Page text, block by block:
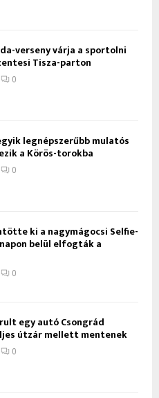
verseny várja a sportolni
Tisza-parton
0
legnépszerűbb mulatós
a Körös-torokba
0
ki a nagymágocsi Selfie-
belül elfogták a
0
egy autó Csongrád
útzár mellett mentenek
0